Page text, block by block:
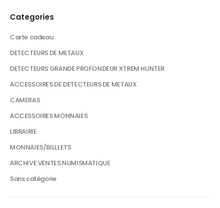
Categories
Carte cadeau
DETECTEURS DE METAUX
DETECTEURS GRANDE PROFONDEUR XTREM HUNTER
ACCESSOIRES DE DETECTEURS DE METAUX
CAMERAS
ACCESSOIRES MONNAIES
LIBRAIRIE
MONNAIES/BILLLETS
ARCHIVE VENTES NUMISMATIQUE
Sans catégorie